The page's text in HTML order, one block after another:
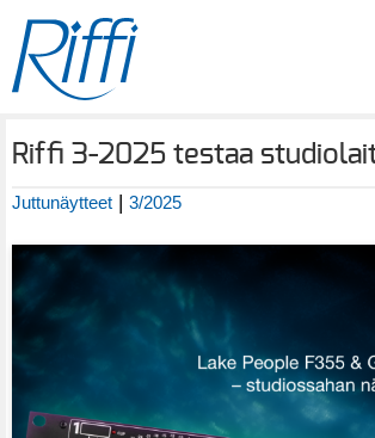
Riffi 3-2025 testaa
Juttunäytteet | 3/2025